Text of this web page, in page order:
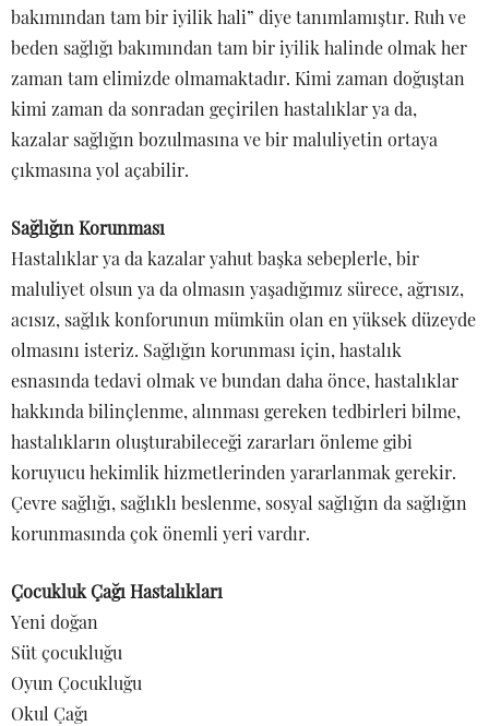
bakımından tam bir iyilik hali” diye tanımlamıştır. Ruh ve
beden sağlığı bakımından tam bir iyilik halinde olmak her
zaman tam elimizde olmamaktadır. Kimi zaman doğuştan
kimi zaman da sonradan geçirilen hastalıklar ya da,
kazalar sağlığın bozulmasına ve bir maluliyetin ortaya
çıkmasına yol açabilir.
Sağlığın Korunması
Hastalıklar ya da kazalar yahut başka sebeplerle, bir
maluliyet olsun ya da olmasın yaşadığımız sürece, ağrısız,
acısız, sağlık konforunun mümkün olan en yüksek düzeyde
olmasını isteriz. Sağlığın korunması için, hastalık
esnasında tedavi olmak ve bundan daha önce, hastalıklar
hakkında bilinçlenme, alınması gereken tedbirleri bilme,
hastalıkların oluşturabileceği zararları önleme gibi
koruyucu hekimlik hizmetlerinden yararlanmak gerekir.
Çevre sağlığı, sağlıklı beslenme, sosyal sağlığın da sağlığın
korunmasında çok önemli yeri vardır.
Çocukluk Çağı Hastalıkları
Yeni doğan
Süt çocukluğu
Oyun Çocukluğu
Okul Çağı